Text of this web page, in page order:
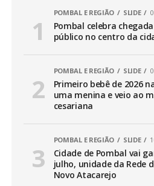
POMBAL E REGIÃO SLIDE
Pombal celebra
público no centro da
POMBAL E REGIÃO SLIDE
Primeiro bebê de 2026
uma menina e veio ao
cesariana
POMBAL E REGIÃO SLIDE
Cidade de Pombal vai
julho, unidade da Rede
Novo Atacarejo